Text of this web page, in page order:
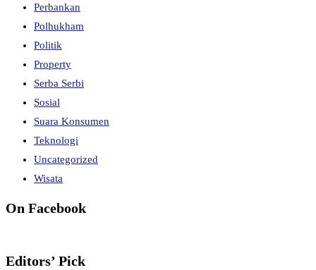
Perbankan
Polhukham
Politik
Property
Serba Serbi
Sosial
Suara Konsumen
Teknologi
Uncategorized
Wisata
On Facebook
Editors’ Pick